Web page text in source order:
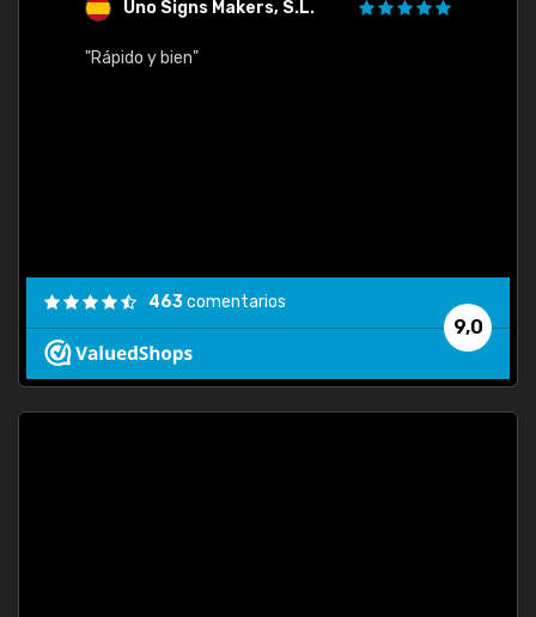
Uno Signs Makers, S.L.
"Rápido y bien"
9,0
463comentarios